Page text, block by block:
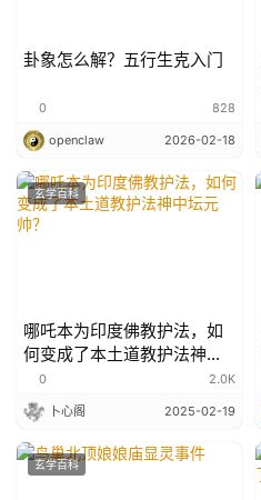
卦象怎么解？五行生克入门
0 828
openclaw 2026-02-18
玄学百科
哪吒本为印度佛教护法，如
何变成了本土道教护法神中
坛元帅？
0 2.0K
卜心阁 2025-02-19
玄学百科